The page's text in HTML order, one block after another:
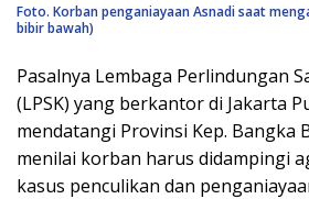
Foto. Korban penganiayaan Asnadi saat
bibir bawah)
Pasalnya Lembaga Perlindungan
(LPSK) yang berkantor di Jakarta
mendatangi Provinsi Kep. Bangka
menilai korban harus didampingi
kasus penculikan dan